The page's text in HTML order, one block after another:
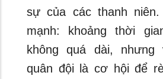
sự của các thanh
mạnh: khoảng thời
không quá dài,
quân đội là cơ hội để